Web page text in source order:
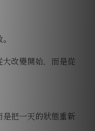
改變開始，而是從
把一天的狀態重新